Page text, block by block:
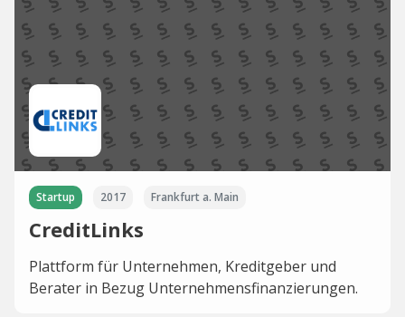
Startup 2017 Frankfurt a. Main
CreditLinks
Plattform für Unternehmen, Kreditgeber und
Berater in Bezug Unternehmensfinanzierungen.